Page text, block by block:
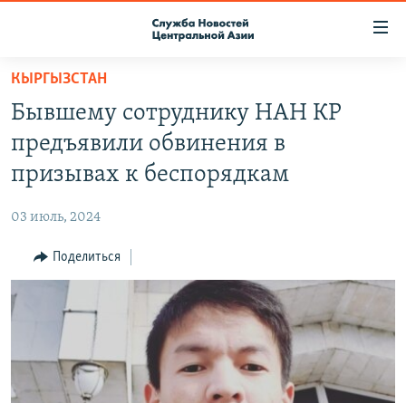
Вернуться
основному
содержанию
Вернутся
главной
Вернутся
поиску
КОНТАКТЫ
НАСТОЯЩЕЕ ВРЕМЯ
МИГРАНТ МЕДИА
КЫРГЫЗСТАН
Бывшему сотруднику НАН КР
предъявили обвинения в
призывах к беспорядкам
03 июль, 2024
Поделиться